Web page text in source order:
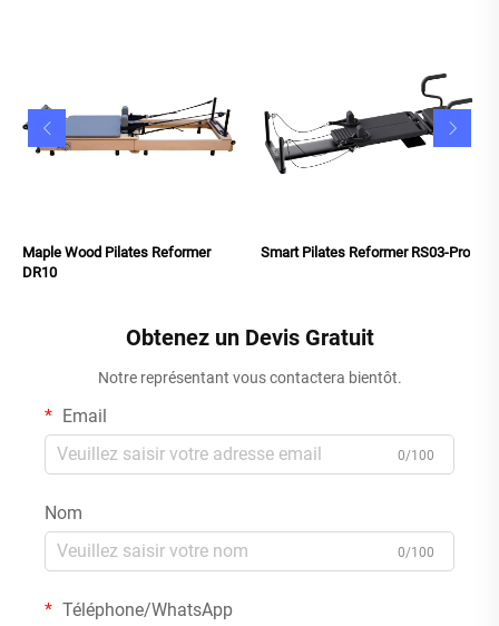
Maple Wood Pilates Reformer
DR10
Smart Pilates Reformer RS03-Pro
Obtenez un Devis Gratuit
Notre représentant vous contactera bientôt.
Email
0/100
Nom
0/100
Téléphone/WhatsApp